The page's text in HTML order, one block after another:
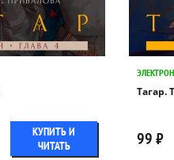
КУПИТЬ И
ЧИТАТЬ
Тагар.
99 ₽